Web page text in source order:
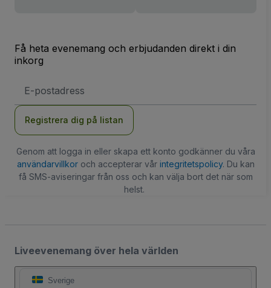
Få heta evenemang och erbjudanden direkt i din
inkorg
postadress
Registrera dig på listan
Genom att logga in eller skapa ett konto godkänner du våra
användarvillkoroch accepterar vår integritetspolicy. Du kan
få SMS-aviseringar från oss och kan välja bort det när som
helst.
Liveevenemang över hela världen
Sverige